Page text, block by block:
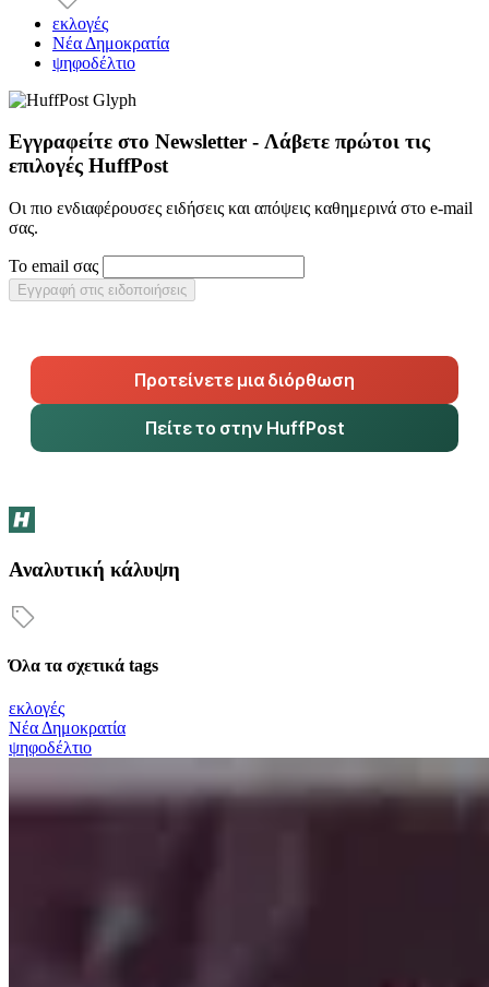
εκλογές
Νέα Δημοκρατία
ψηφοδέλτιο
Εγγραφείτε στο Newsletter - Λάβετε πρώτοι τις
επιλογές HuffPost
Οι πιο ενδιαφέρουσες ειδήσεις και απόψεις καθημερινά στο e-mail
σας.
Το email σας
Εγγραφή στις ειδοποιήσεις
Προτείνετε μια διόρθωση
Πείτε το στην HuffPost
Αναλυτική κάλυψη
Όλα τα σχετικά tags
εκλογές
Νέα Δημοκρατία
ψηφοδέλτιο